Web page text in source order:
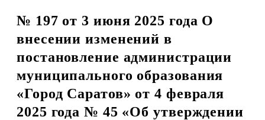
№ 197 от 3 июня 2025 года О
внесении изменений в
постановление администрации
муниципального образования
«Город Саратов» от 4 февраля
2025 года № 45 «Об утверждении